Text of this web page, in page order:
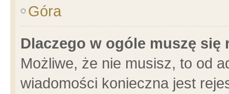
Góra
Dlaczego w ogóle muszę się
Możliwe, że nie musisz, to od
wiadomości konieczna jest